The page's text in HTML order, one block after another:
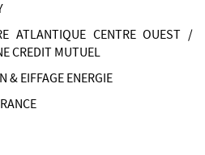
ATLANTIQUE CENTRE OUEST /
CREDIT MUTUEL
& EIFFAGE ENERGIE